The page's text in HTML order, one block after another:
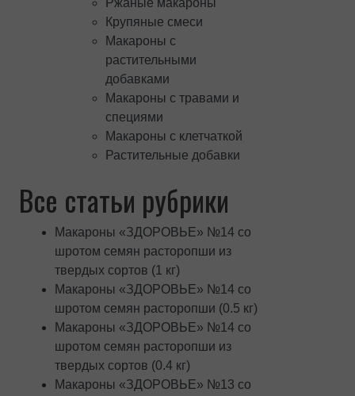
Ржаные макароны
Крупяные смеси
Макароны с
растительными
добавками
Макароны с травами и
специями
Макароны с клетчаткой
Растительные добавки
Все статьи рубрики
Макароны «ЗДОРОВЬЕ» №14 со
шротом семян расторопши из
твердых сортов (1 кг)
Макароны «ЗДОРОВЬЕ» №14 со
шротом семян расторопши (0.5 кг)
Макароны «ЗДОРОВЬЕ» №14 со
шротом семян расторопши из
твердых сортов (0.4 кг)
Макароны «ЗДОРОВЬЕ» №13 со